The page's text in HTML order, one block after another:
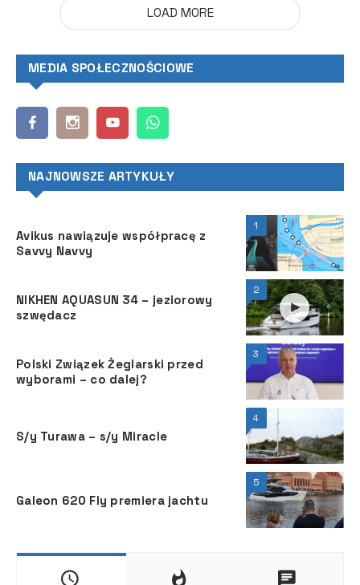
LOAD MORE
MEDIA SPOŁECZNOŚCIOWE
NAJNOWSZE ARTYKUŁY
1
Avikus nawiązuje współpracę z
Savvy Navvy
2
NIKHEN AQUASUN 34 – jeziorowy
szwędacz
3
Polski Związek Żeglarski przed
wyborami – co dalej?
4
S/y Turawa – s/y Miracle
5
Galeon 620 Fly premiera jachtu